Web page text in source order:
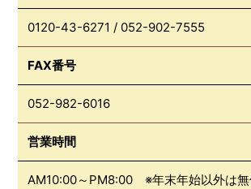
0120-43-6271 / 052-902-7555
FAX番号
052-982-6016
営業時間
AM10:00～PM8:00 ※年末年始以外は